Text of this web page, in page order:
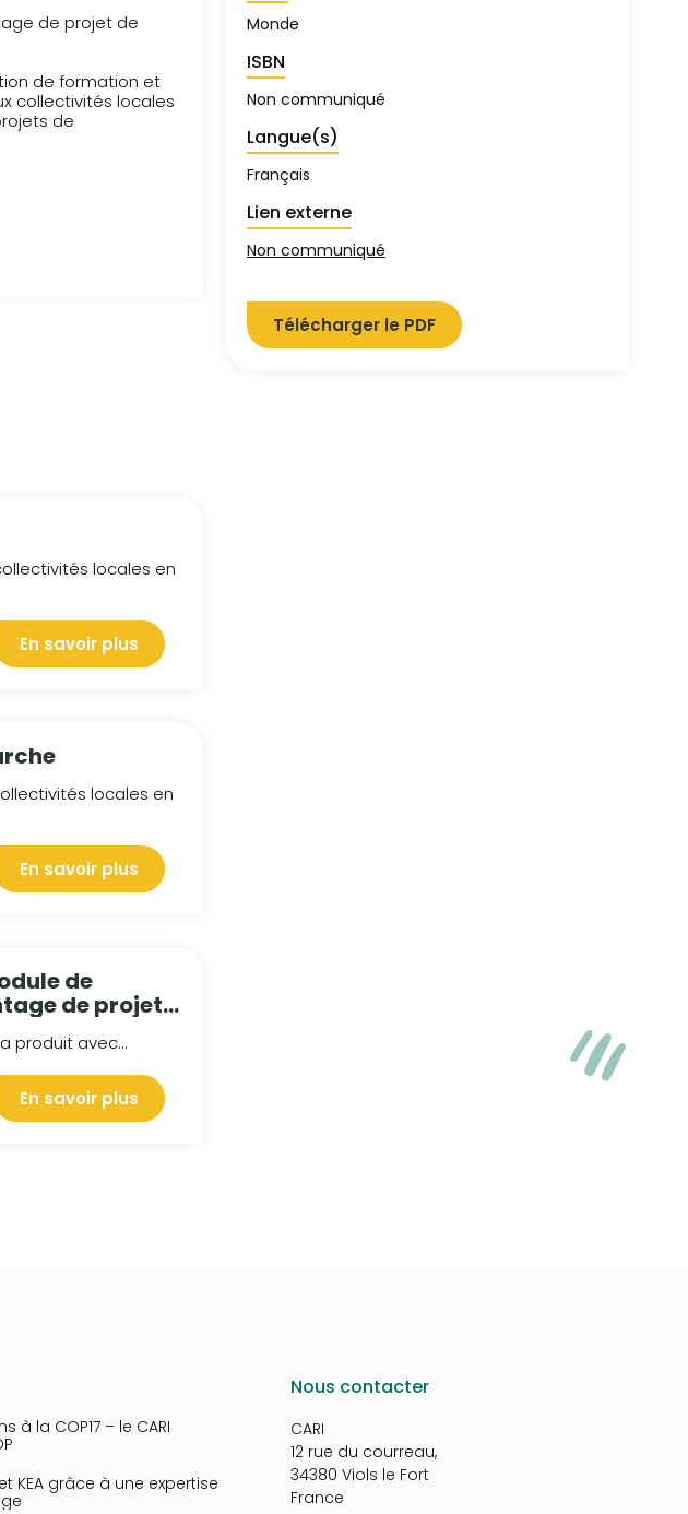
de projet de
de formation et
collectivités locales
de
Monde
ISBN
Non communiqué
Langue(s)
Français
Lien externe
Non communiqué
Télécharger le PDF
locales en
En savoir plus
locales en
En savoir plus
de
de projet
produit avec...
En savoir plus
à la COP17 – le CARI
KEA grâce à une expertise
Nous contacter
CARI
12 rue du courreau,
34380 Viols le Fort
France